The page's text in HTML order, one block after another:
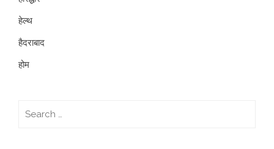
हेल्थ
हैदराबाद
होम